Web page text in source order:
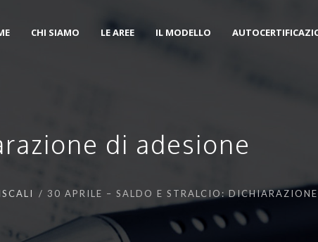
CHI SIAMO LE AREE IL MODELLO
di adesione
30 APRILE – SALDO E STRALCIO: